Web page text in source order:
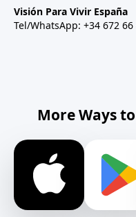
Visión Para Vivir España
Tel/WhatsApp: +34 672 66
More Ways